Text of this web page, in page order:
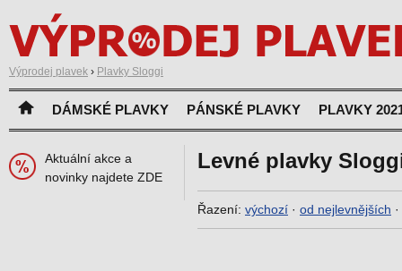
Výprodej plavek › Plavky Sloggi
DÁMSKÉ PLAVKY PÁNSKÉ PLAVKY PLAVKY
Levné plavky
Řazení: výchozí · od nejlevnějších ·
Aktuální akce a
novinky najdete ZDE